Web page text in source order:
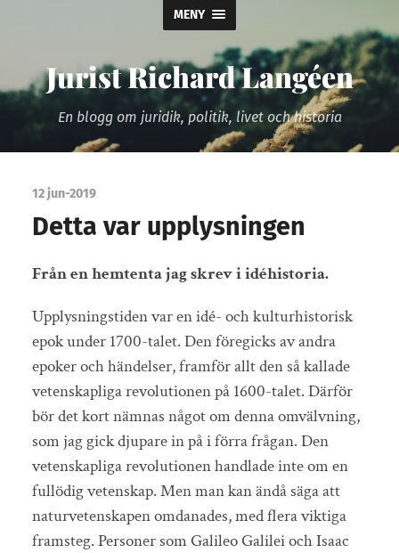
MENY
Jurist Richard Langéen
En blogg om juridik, politik, livet och historia
12 jun-2019
Detta var upplysningen
Från en hemtenta jag skrev i idéhistoria.
Upplysningstiden var en idé- och kulturhistorisk
epok under 1700-talet. Den föregicks av andra
epoker och händelser, framför allt den så kallade
vetenskapliga revolutionen på 1600-talet. Därför
bör det kort nämnas något om denna omvälvning,
som jag gick djupare in på i förra frågan. Den
vetenskapliga revolutionen handlade inte om en
fullödig vetenskap. Men man kan ändå säga att
naturvetenskapen omdanades, med flera viktiga
framsteg. Personer som Galileo Galilei och Isaac